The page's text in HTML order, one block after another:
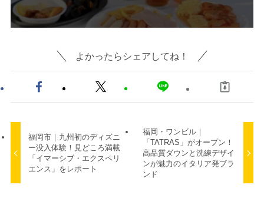
よかったらシェアしてね！
福岡市｜九州初のディズニ
ー没入体験！見どころ満載
「イマーシブ・エクスペリ
エンス」をレポート
福岡・ワンビル｜
「TATRAS」がオープン！
高品質ダウンと洗練デザイ
ンが魅力のイタリア発ブラ
ンド